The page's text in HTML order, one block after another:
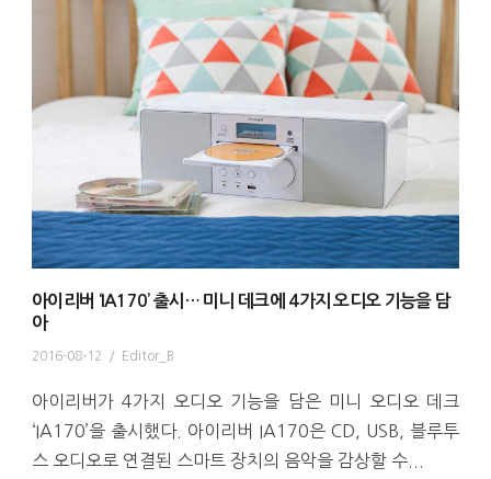
아이리버 ‘IA170’ 출시… 미니 데크에 4가지 오디오 기능을 담
아
2016-08-12 / Editor_B
아이리버가 4가지 오디오 기능을 담은 미니 오디오 데크
‘IA170’을 출시했다. 아이리버 IA170은 CD, USB, 블루투
스 오디오로 연결된 스마트 장치의 음악을 감상할 수...